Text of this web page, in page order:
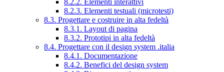
8.2.3. Elementi testuali (microtesti)
8.3. Progettare e costruire in alta fedeltà
8.3.1. Layout di pagina
8.3.2. Prototipi in alta fedeltà
8.4. Progettare con il design system .italia
8.4.1. Documentazione
8.4.2. Benefici del design system